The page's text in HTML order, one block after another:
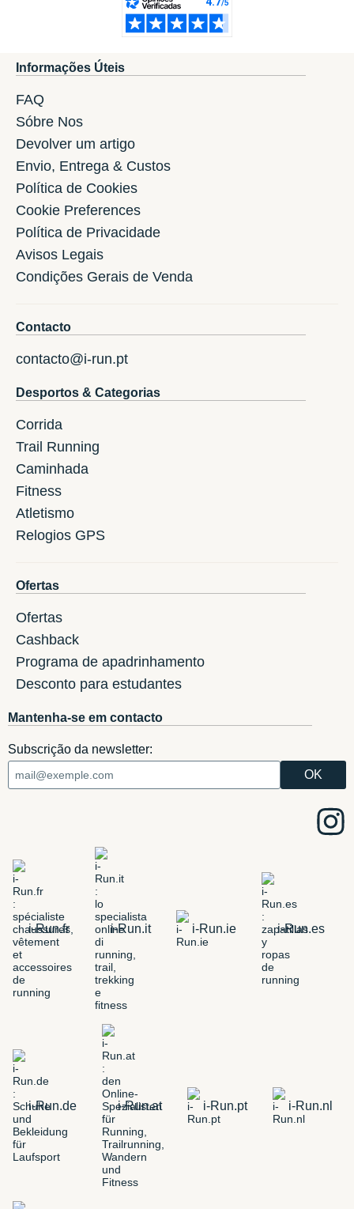
Informações Úteis
FAQ
Sóbre Nos
Devolver um artigo
Envio, Entrega & Custos
Política de Cookies
Cookie Preferences
Política de Privacidade
Avisos Legais
Condições Gerais de Venda
Contacto
contacto@i-run.pt
Desportos & Categorias
Corrida
Trail Running
Caminhada
Fitness
Atletismo
Relogios GPS
Ofertas
Ofertas
Cashback
Programa de apadrinhamento
Desconto para estudantes
Mantenha-se em contacto
Subscrição da newsletter:
i-Run.fr i-Run.it i-Run.ie i-Run.es
i-Run.de i-Run.at i-Run.pt i-Run.nl